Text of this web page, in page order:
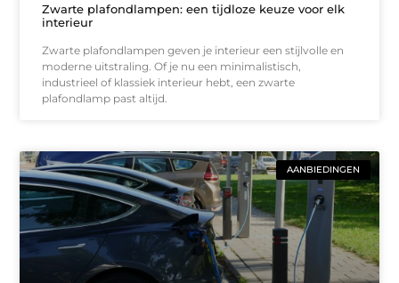
Zwarte plafondlampen: een tijdloze keuze voor elk
interieur
Zwarte plafondlampen geven je interieur een stijlvolle en
moderne uitstraling. Of je nu een minimalistisch,
industrieel of klassiek interieur hebt, een zwarte
plafondlamp past altijd.
AANBIEDINGEN